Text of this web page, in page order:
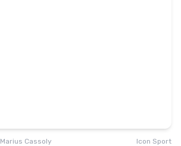
Marius Cassoly Icon Sport